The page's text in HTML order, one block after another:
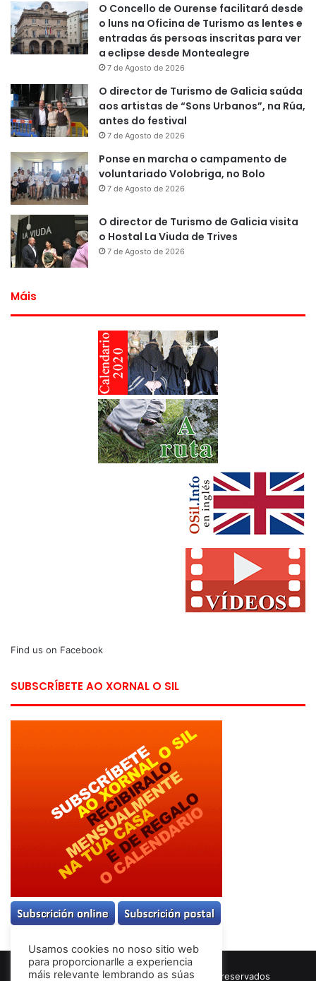
O Concello de Ourense facilitará desde
o luns na Oficina de Turismo as lentes e
entradas ás persoas inscritas para ver
a eclipse desde Montealegre
7 de Agosto de 2026
O director de Turismo de Galicia saúda
aos artistas de “Sons Urbanos”, na Rúa,
antes do festival
7 de Agosto de 2026
Ponse en marcha o campamento de
voluntariado Volobriga, no Bolo
7 de Agosto de 2026
O director de Turismo de Galicia visita
o Hostal La Viuda de Trives
7 de Agosto de 2026
Máis
Find us on Facebook
SUBSCRÍBETE AO XORNAL O SIL
© Copyright 2026, Todos los derechos reservados
Usamos cookies no noso sitio web
para proporcionarlle a experiencia
máis relevante lembrando as súas